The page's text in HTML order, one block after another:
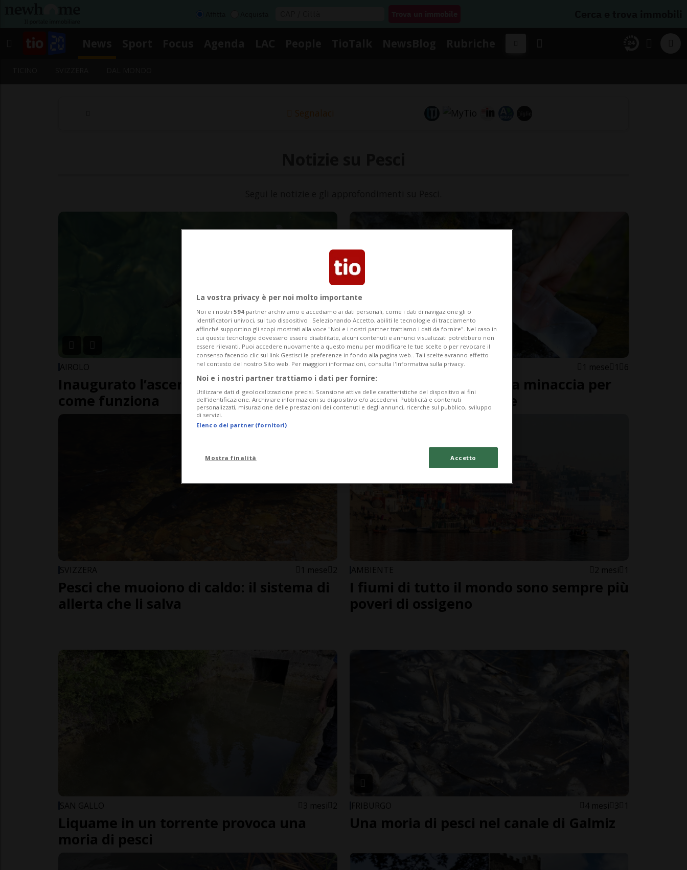
Segnalaci
AIROLO 1 sett 10 41
Inaugurato l’ascensore per pesci, ecco
come funziona
SVIZZERA 1 mese 1 6
Acque surriscaldate: una minaccia per
animali e acqua potabile
SVIZZERA 1 mese 2
Pesci che muoiono di caldo: il sistema di
allerta che li salva
AMBIENTE 2 mesi 1
I fiumi di tutto il mondo sono sempre più
poveri di ossigeno
SAN GALLO 3 mesi 2
Liquame in un torrente provoca una
moria di pesci
FRIBURGO 4 mesi 3 1
Una moria di pesci nel canale di Galmiz
La vostra privacy è per noi molto importante
Noi e i nostri 594 partner archiviamo e accediamo ai dati personali, come i dati di navigazione gli o
identificatori univoci, sul tuo dispositivo . Selezionando Accetto, abiliti le tecnologie di tracciamento
affinché supportino gli scopi mostrati alla voce "Noi e i nostri partner trattiamo i dati da fornire". Nel caso in
cui queste tecnologie dovessero essere disabilitate, alcuni contenuti e annunci visualizzati potrebbero non
essere rilevanti. Puoi accedere nuovamente a questo menu per modificare le tue scelte o per revocare il
consenso facendo clic sul link Gestisci le preferenze in fondo alla pagina web.. Tali scelte avranno effetto
nel contesto del nostro Sito web. Per maggiori informazioni, consulta l'Informativa sulla privacy.
Noi e i nostri partner trattiamo i dati per fornire:
Utilizzare dati di geolocalizzazione precisi. Scansione attiva delle caratteristiche del dispositivo ai fini
dell’identificazione. Archiviare informazioni su dispositivo e/o accedervi. Pubblicità e contenuti
personalizzati, misurazione delle prestazioni dei contenuti e degli annunci, ricerche sul pubblico, sviluppo
di servizi.
Elenco dei partner (fornitori)
Mostra finalità Accetto